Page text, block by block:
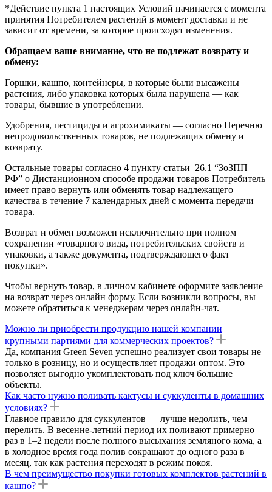
*Действие пункта 1 настоящих Условий начинается с момента
принятия Потребителем растений в момент доставки и не
зависит от времени, за которое происходят изменения.
Обращаем ваше внимание, что не подлежат возврату и
обмену:
Горшки, кашпо, контейнеры, в которые были высажены
растения, либо упаковка которых была нарушена — как
товары, бывшие в употреблении.
Удобрения, пестициды и агрохимикаты — согласно Перечню
непродовольственных товаров, не подлежащих обмену и
возврату.
Остальные товары согласно 4 пункту статьи 26.1 “ЗоЗПП
РФ” о Дистанционном способе продажи товаров Потребитель
имеет право вернуть или обменять товар надлежащего
качества в течение 7 календарных дней с момента передачи
товара.
Возврат и обмен возможен исключительно при полном
сохранении «товарного вида, потребительских свойств и
упаковки, а также документа, подтверждающего факт
покупки».
Чтобы вернуть товар, в личном кабинете оформите заявление
на возврат через онлайн форму. Если возникли вопросы, вы
можете обратиться к менеджерам через онлайн-чат.
Можно ли приобрести продукцию нашей компании
крупными партиями для коммерческих проектов?
Да, компания Green Seven успешно реализует свои товары не
только в розницу, но и осуществляет продажи оптом. Это
позволяет выгодно укомплектовать под ключ большие
объекты.
Как часто нужно поливать кактусы и суккуленты в домашних
условиях?
Главное правило для суккулентов — лучше недолить, чем
перелить. В весенне-летний период их поливают примерно
раз в 1–2 недели после полного высыхания земляного кома, а
в холодное время года полив сокращают до одного раза в
месяц, так как растения переходят в режим покоя.
В чем преимущество покупки готовых комплектов растений в
кашпо?